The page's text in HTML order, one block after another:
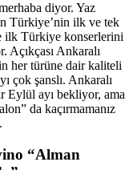
diyor. Yaz
Türkiye’nin ilk ve tek
ilk Türkiye konserlerini
Açıkçası Ankaralı
her türüne dair kaliteli
çok şanslı. Ankaralı
Eylül ayı bekliyor, ama
da kaçırmamanız
“Alman